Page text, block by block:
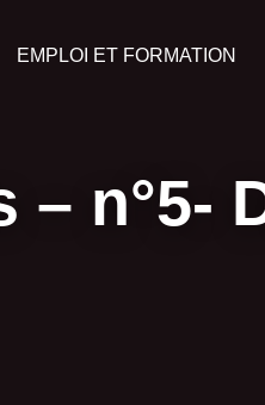
EMPLOI ET FORMATION
– n°5-